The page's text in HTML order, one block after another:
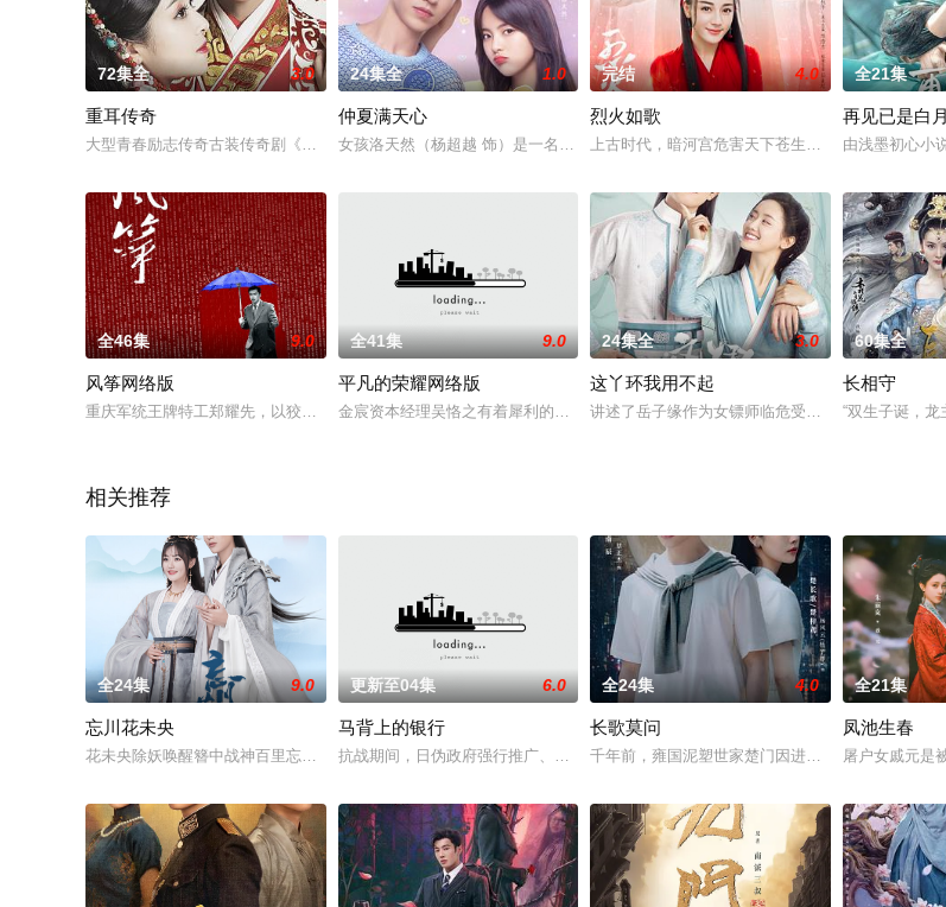
72集全 3.0
重耳传奇
大型青春励志传奇古装传奇剧《重耳传奇》由赵广斌制片，赖水清、赵箭联合执导，王龙华、张一山、张含韵、蒲巴甲等主演
24集全 1.0
仲夏满天心
女孩洛天然（杨超越 饰）是一名菜鸟音乐人，性格鬼马精灵、自尊心强，明明自己五
完结 4.0
烈火如歌
上古时代，暗河宫危害天下苍生。宫主暗夜罗喜欢
全21集
再见已是白
由浅墨初心小
全46集 9.0
风筝网络版
重庆军统王牌特工郑耀先，以狡黠机智和心狠手辣闻名。郑耀先其实就是潜伏在军统的共产党特工“风筝”，为了确保“风筝”像
全41集 9.0
平凡的荣耀网络版
金宸资本经理吴恪之有着犀利的投资眼光，同时也有着桀骜不驯的性格。因为不善于与
24集全 3.0
这丫环我用不起
讲述了岳子缘作为女镖师临危受命走了趟人身镖，
60集全
长相守
“双生子诞，
相关推荐
全24集 9.0
忘川花未央
花未央除妖唤醒簪中战神百里忘川元神，二人共感相连，一同寻仙草修复肉身。未央动心，却不知自身是身负玄鸟之力的夜族
更新至04集 6.0
马背上的银行
抗战期间，日伪政府强行推广、使用由“中国准备银行”发行的伪钞货币。根据党中央指
全24集 4.0
长歌莫问
千年前，雍国泥塑世家楚门因进贡的“十二生肖”离
全21集
凤池生春
屠户女戚元是